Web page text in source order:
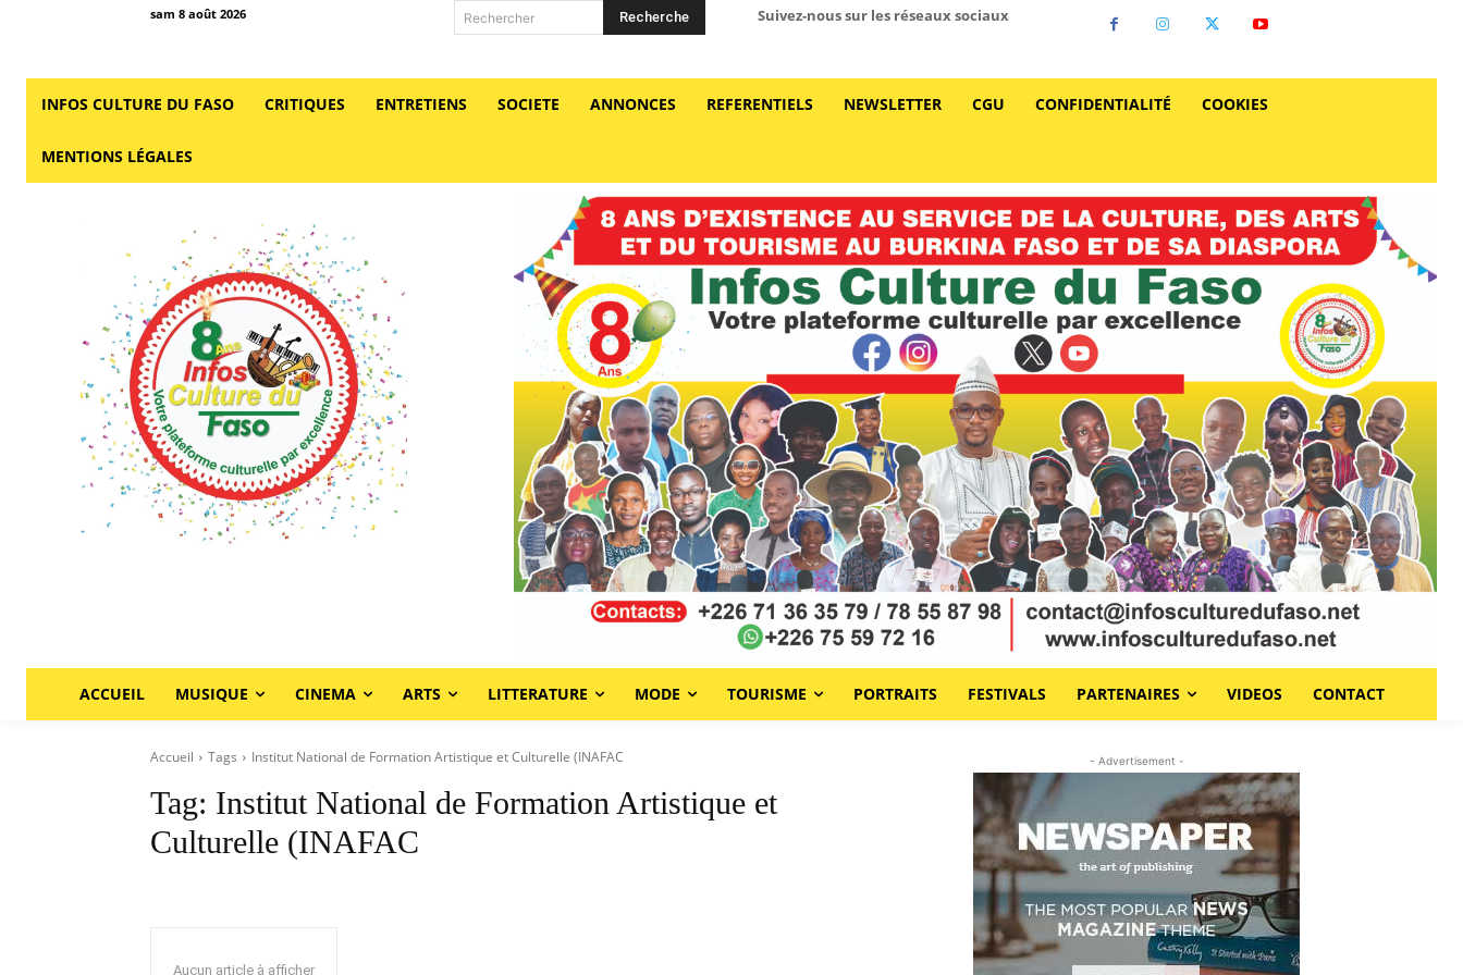
sam 8 août 2026 Rechercher Recherche Suivez-nous sur les réseaux sociaux
INFOS CULTURE DU FASO CRITIQUES ENTRETIENS SOCIETE ANNONCES REFERENTIELS NEWSLETTER CGU CONFIDENTIALITÉ COOKIES
MENTIONS LÉGALES
ACCUEIL MUSIQUE CINEMA ARTS LITTERATURE MODE TOURISME PORTRAITS FESTIVALS PARTENAIRES VIDEOS CONTACT
Accueil Tags Institut National de Formation Artistique et Culturelle (INAFAC
Tag: Institut National de Formation Artistique et
Culturelle (INAFAC
Aucun article à afficher
- Advertisement -